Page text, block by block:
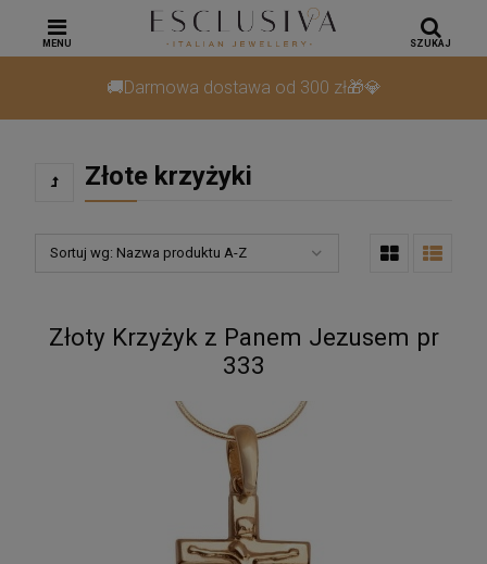
🚚Darmowa dostawa od 300 zł🎁💎
MENU SZUKAJ
Złote krzyżyki
Sortuj wg: Nazwa produktu A-Z
Złoty Krzyżyk z Panem Jezusem pr
333